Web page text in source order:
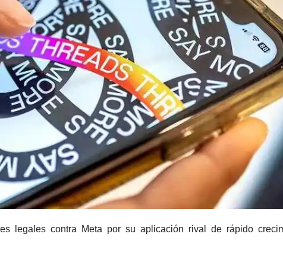
legales contra Meta por su aplicación rival de rápido